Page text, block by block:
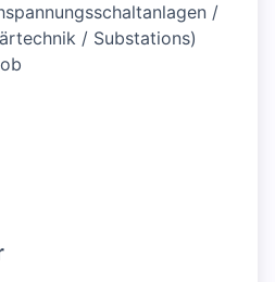
/
/ Substations)